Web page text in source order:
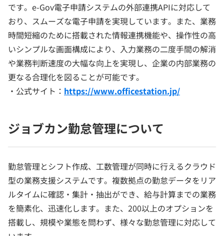
です。e-Gov電子申請システムの外部連携APIに対応して
おり、スムーズな電子申請を実現しています。また、業務
時間短縮のために搭載された情報連携機能や、操作性の高
いシンプルな画面構成により、入力業務の二度手間の解消
や業務判断速度の大幅な向上を実現し、企業の内部業務の
更なる合理化を図ることが可能です。
・公式サイト： https://www.officestation.jp/
ジョブカン勤怠管理について
勤怠管理とシフト作成、工数管理が同時に行えるクラウド
型の業務支援システムです。複数拠点の勤怠データをリア
ルタイムに確認・集計・抽出ができ、給与計算までの業務
を簡素化、迅速化します。また、200以上のオプションを
搭載し、規模や業態を問わず、様々な勤怠管理に対応して